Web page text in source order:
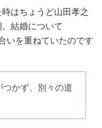
はちょうど山田孝之
結婚について
いを重ねていたのです
かず、別々の道